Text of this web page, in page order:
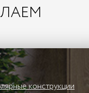
конструкции